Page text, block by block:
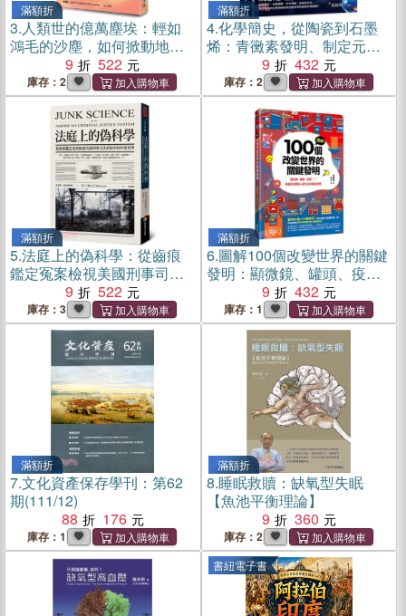
滿額折
3.人類世的億萬塵埃：輕如
鴻毛的沙塵，如何掀動地球
尺度的巨變？
9 522
庫存：2
滿額折
4.化學簡史，從陶瓷到石墨
烯：青黴素發明、制定元素
週期表、核磁共振、碳14定
年法……科學是如何從火藥
走到量子新能源？
9 432
庫存：2
滿額折
5.法庭上的偽科學：從齒痕
鑑定冤案檢視美國刑事司法
系統中的垃圾科學
9 522
庫存：3
滿額折
6.圖解100個改變世界的關鍵
發明：顯微鏡、罐頭、疫
苗……見證那些顛覆人類生
活的創意奇想
9 432
庫存：1
滿額折
7.文化資產保存學刊：第62
期(111/12)
88
176
庫存：1
滿額折
8.睡眠救贖：缺氧型失眠
【魚池平衡理論】
9
360
庫存：2
書紐電子書